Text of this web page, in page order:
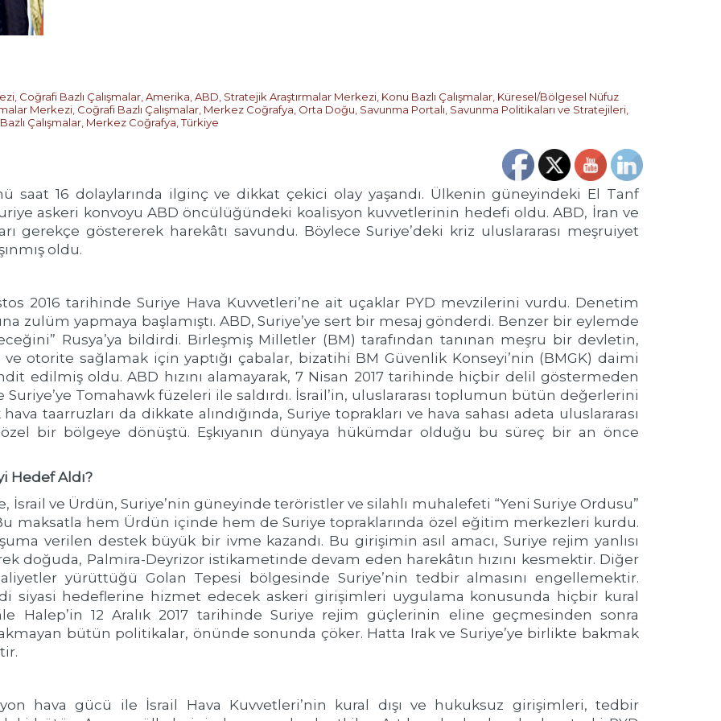
Coğrafi Bazlı Çalışmalar Amerika ABD Stratejik Araştırmalar Merkezi Konu Bazlı Çalışmalar Küresel/Bölgesel Nüfuz
Merkezi Coğrafi Bazlı Çalışmalar Merkez Coğrafya Orta Doğu Savunma Portalı Savunma Politikaları ve Stratejileri
Çalışmalar Merkez Coğrafya ,Türkiye
saat 16 dolaylarında ilginç ve dikkat çekici olay yaşandı. Ülkenin güneyindeki El Tanf
askeri konvoyu ABD öncülüğündeki koalisyon kuvvetlerinin hedefi oldu. ABD, İran ve
gerekçe göstererek harekâtı savundu. Böylece Suriye’deki kriz uluslararası meşruiyet
oldu.
2016 tarihinde Suriye Hava Kuvvetleri’ne ait uçaklar PYD mevzilerini vurdu. Denetim
zulüm yapmaya başlamıştı. ABD, Suriye’ye sert bir mesaj gönderdi. Benzer bir eylemde
Rusya’ya bildirdi. Birleşmiş Milletler (BM) tarafından tanınan meşru bir devletin,
ve otorite sağlamak için yaptığı çabalar, bizatihi BM Güvenlik Konseyi’nin (BMGK) daimi
edilmiş oldu. ABD hızını alamayarak, 7 Nisan 2017 tarihinde hiçbir delil göstermeden
Suriye’ye Tomahawk füzeleri ile saldırdı. İsrail’in, uluslararası toplumun bütün değerlerini
taarruzları da dikkate alındığında, Suriye toprakları ve hava sahası adeta uluslararası
bir bölgeye dönüştü. Eşkıyanın dünyaya hükümdar olduğu bu süreç bir an önce
Hedef Aldı?
İsrail ve Ürdün, Suriye’nin güneyinde teröristler ve silahlı muhalefeti “Yeni Suriye Ordusu”
Bu maksatla hem Ürdün içinde hem de Suriye topraklarında özel eğitim merkezleri kurdu.
verilen destek büyük bir ivme kazandı. Bu girişimin asıl amacı, Suriye rejim yanlısı
doğuda, Palmira-Deyrizor istikametinde devam eden harekâtın hızını kesmektir. Diğer
yürüttüğü Golan Tepesi bölgesinde Suriye’nin tedbir almasını engellemektir.
siyasi hedeflerine hizmet edecek askeri girişimleri uygulama konusunda hiçbir kural
Halep’in 12 Aralık 2017 tarihinde Suriye rejim güçlerinin eline geçmesinden sonra
bütün politikalar, önünde sonunda çöker. Hatta Irak ve Suriye’ye birlikte bakmak
hava gücü ile İsrail Hava Kuvvetleri’nin kural dışı ve hukuksuz girişimleri, tedbir